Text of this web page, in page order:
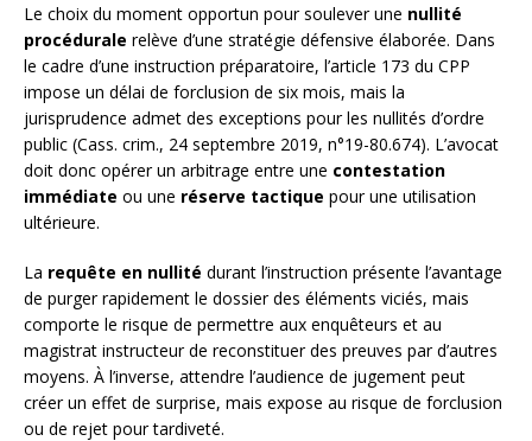
Le choix du moment opportun pour soulever une nullité
procédurale relève d’une stratégie défensive élaborée. Dans
le cadre d’une instruction préparatoire, l’article 173 du CPP
impose un délai de forclusion de six mois, mais la
jurisprudence admet des exceptions pour les nullités d’ordre
public (Cass. crim., 24 septembre 2019, n°19-80.674). L’avocat
doit donc opérer un arbitrage entre une contestation
immédiate ou une réserve tactique pour une utilisation
ultérieure.
La requête en nullité durant l’instruction présente l’avantage
de purger rapidement le dossier des éléments viciés, mais
comporte le risque de permettre aux enquêteurs et au
magistrat instructeur de reconstituer des preuves par d’autres
moyens. À l’inverse, attendre l’audience de jugement peut
créer un effet de surprise, mais expose au risque de forclusion
ou de rejet pour tardiveté.